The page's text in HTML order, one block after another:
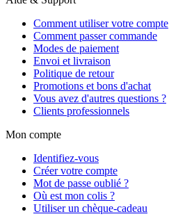
Comment utiliser votre compte
Comment passer commande
Modes de paiement
Envoi et livraison
Politique de retour
Promotions et bons d'achat
Vous avez d'autres questions ?
Clients professionnels
Mon compte
Identifiez-vous
Créer votre compte
Mot de passe oublié ?
Où est mon colis ?
Utiliser un chèque-cadeau